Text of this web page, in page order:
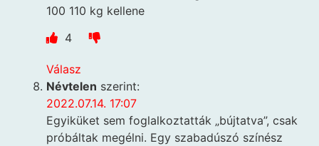
100 110 kg kellene
4
Válasz
Névtelen szerint:
2022.07.14. 17:07
Egyiküket sem foglalkoztatták „bújtatva”, csak
próbáltak megélni. Egy szabadúszó színész